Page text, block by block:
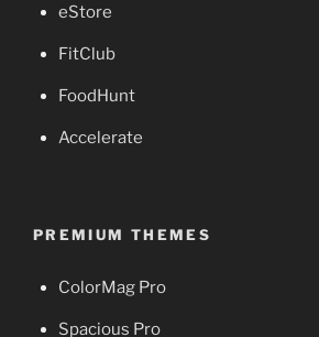
eStore
FitClub
FoodHunt
Accelerate
PREMIUM THEMES
ColorMag Pro
Spacious Pro